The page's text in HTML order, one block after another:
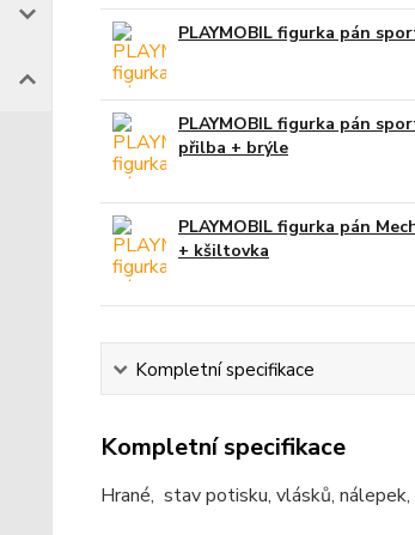
PLAYMOBIL figurka pán
PLAYMOBIL figurka pán
přilba + brýle
PLAYMOBIL figurka pán
+ kšiltovka
Kompletní specifikace
Kompletní specifikace
Hrané, stav potisku, vlásků,